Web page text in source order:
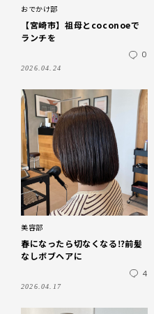
おでかけ部
【宮崎市】祖母とcoconoeで
ランチを
2026.04.24
0
美容部
春になったら切なくなる⁉︎前髪
なしボブヘアに
2026.04.17
4